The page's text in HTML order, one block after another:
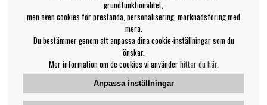
grundfunktionalitet,
men även cookies för prestanda, personalisering, marknadsföring med
mera.
Du bestämmer genom att anpassa dina cookie-inställningar som du
önskar.
Mer information om de cookies vi använderhittar du här.
Anpassa inställningar